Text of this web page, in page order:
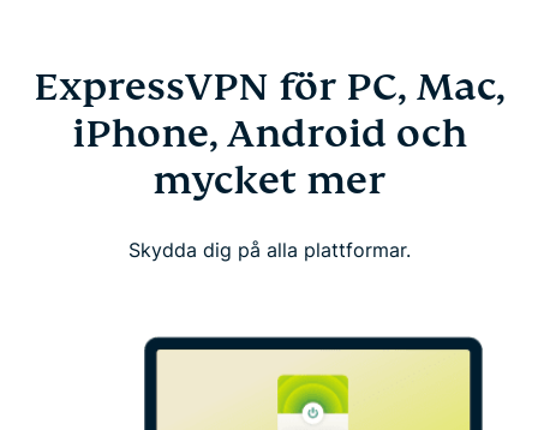
ExpressVPN för PC, Mac,
iPhone, Android och
mycket mer
Skydda dig på alla plattformar.